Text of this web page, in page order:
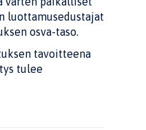
luottamusedustajat
osva-taso.
tavoitteena
tulee